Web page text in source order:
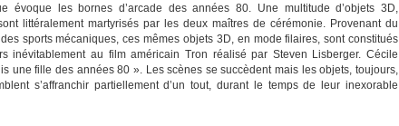
évoque les bornes d’arcade des années 80. Une multitude d’objets 3D,
littéralement martyrisés par les deux maîtres de cérémonie. Provenant du
sports mécaniques, ces mêmes objets 3D, en mode filaires, sont constitués
inévitablement au film américain Tron réalisé par Steven Lisberger. Cécile
une fille des années 80 ». Les scènes se succèdent mais les objets, toujours,
s’affranchir partiellement d’un tout, durant le temps de leur inexorable